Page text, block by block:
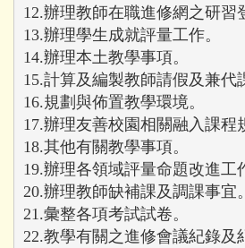
12.辦理教師在職進修網之研習
13.辦理學生成就評量工作。
14.辦理本土教學事項。
15.計算及編製教師請假及兼代
16.規劃與佈置教學環境。
17.辦理友善校園相關融入課程
18.其他有關教學事項。
19.辦理各領域評量命題改進工
20.辦理教師缺補課及調課事宜。
21.彙整各項考試試卷。
22.教學有關之進修會議紀錄及